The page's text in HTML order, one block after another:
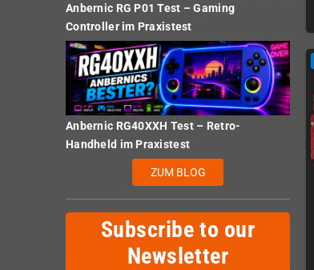
Anbernic RG P01 Test – Gaming
Controller im Praxistest
Anbernic RG40XXH Test – Retro-
Handheld im Praxistest
ZUM BLOG
Subscribe to our
Newsletter